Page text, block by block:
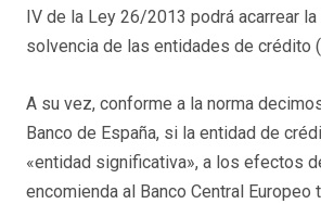
IV de la Ley 26/2013 podrá acarrear
solvencia de las entidades de crédito
A su vez, conforme a la norma
Banco de España, si la entidad de
«entidad significativa», a los efectos
encomienda al Banco Central